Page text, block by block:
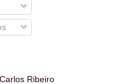
Ribeiro